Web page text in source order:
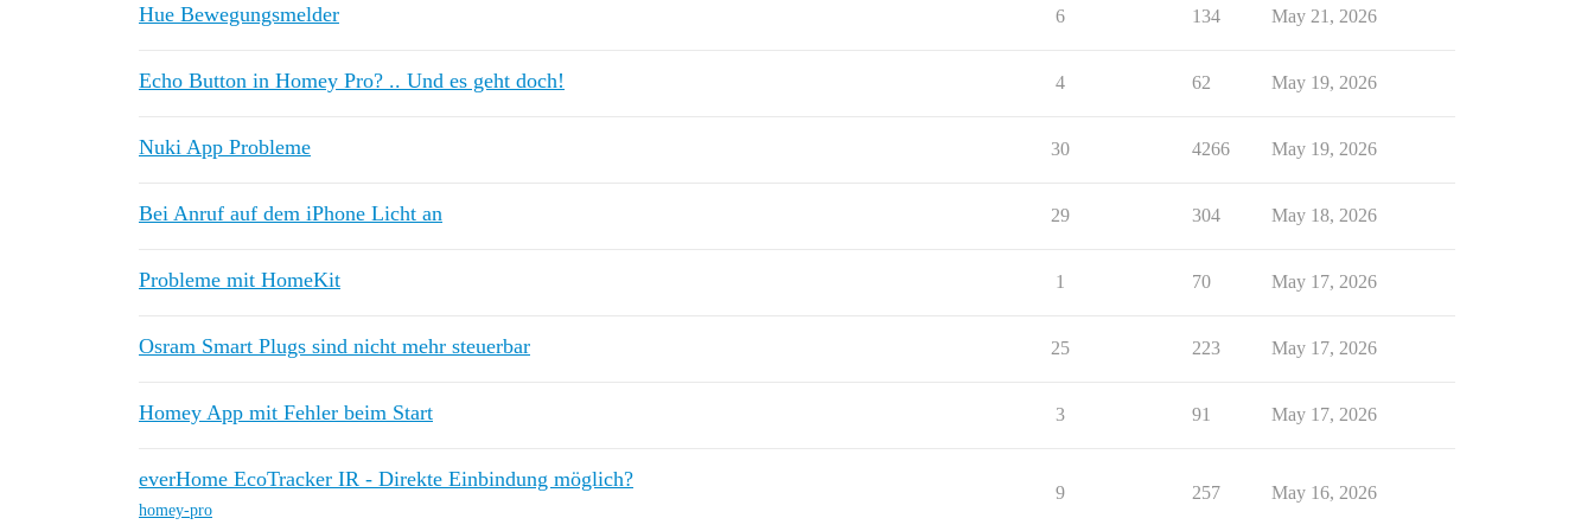
Hue Bewegungsmelder 6 134 May 21, 2026
Echo Button in Homey Pro? .. Und es geht doch! 4 62 May 19, 2026
Nuki App Probleme 30 4266 May 19, 2026
Bei Anruf auf dem iPhone Licht an 29 304 May 18, 2026
Probleme mit HomeKit 1 70 May 17, 2026
Osram Smart Plugs sind nicht mehr steuerbar 25 223 May 17, 2026
Homey App mit Fehler beim Start 3 91 May 17, 2026
everHome EcoTracker IR - Direkte Einbindung möglich?
homey-pro
9 257 May 16, 2026